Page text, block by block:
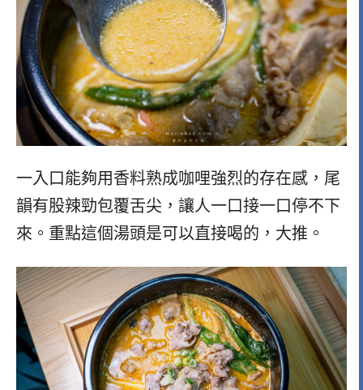
一入口能夠用香料熟成咖哩強烈的存在感，尾
韻有股辣勁包覆舌尖，讓人一口接一口停不下
來。重點這個湯頭是可以直接喝的，大推。